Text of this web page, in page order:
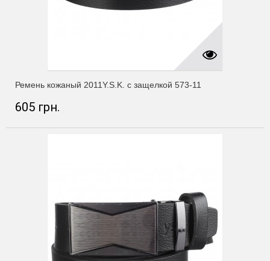
Ремень кожаный 2011Y.S.K. с защелкой 573-11
605 грн.